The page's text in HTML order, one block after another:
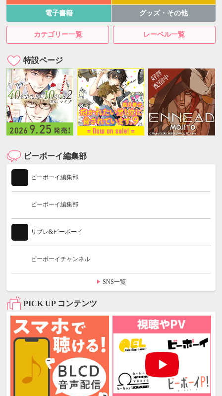
電子書籍 グッズ・その他
カテゴリー一覧 レーベル一覧
特設ページ
ビーボーイ編集部
ビーボーイ編集部
ビーボーイ編集部
リブレ&ビーボーイ
ビーボーイチャンネル
SNS一覧
PICK UP コンテンツ